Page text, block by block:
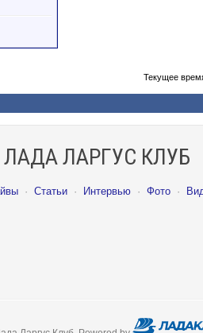
Текущее
ЛАРГУС КЛУБ
· Статьи · Интервью · Фото ·